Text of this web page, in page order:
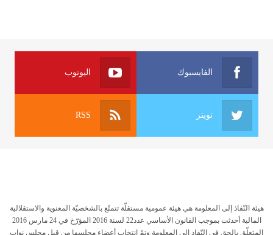
الفايسبوك اليوتوب
تويتر RSS
هيئة النّفاذ إلى المعلومة هي هيئة عمومية مستقلّة تتمتّع بالشخصيّة المعنوية والاستقلالية
المالية أحدثت بموجب القانون الأساسي عدد22 لسنة 2016 المؤرّخ في 24 مارس 2016
المتعلّق بالحق في النّفاذ الى المعلومة وتمّ انتخاب أعضاء مجلسها من قبل مجلس نواب